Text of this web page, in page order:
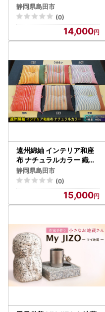
静岡県島田市
(0)
14,000
遠州綿紬 インテリア和座
布 ナチュラルカラー 織物
イス ナチュラル 黄葉
静岡県島田市
(0)
15,000